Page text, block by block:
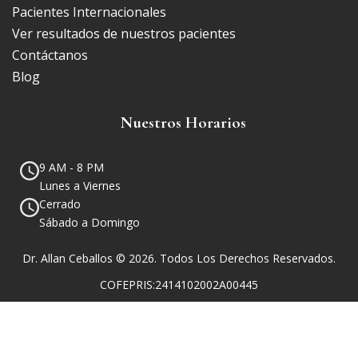
Pacientes Internacionales
Ver resultados de nuestros pacientes
Contáctanos
Blog
Nuestros Horarios
9 AM - 8 PM
Lunes a Viernes
Cerrado
Sábado a Domingo
Dr. Allan Ceballos © 2026. Todos Los Derechos Reservados.
COFEPRIS:2414102002A00445